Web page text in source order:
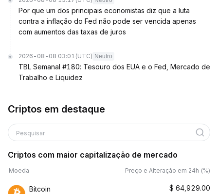
Por que um dos principais economistas diz que a luta
contra a inflação do Fed não pode ser vencida apenas
com aumentos das taxas de juros
2026-08-08 03:01 (UTC) Neutro
TBL Semanal #180: Tesouro dos EUA e o Fed, Mercado de
Trabalho e Liquidez
Criptos em destaque
Pesquisar
Criptos com maior capitalização de mercado
Moeda Preço e Alteração em 24h (%)
Bitcoin $ 64,929.00